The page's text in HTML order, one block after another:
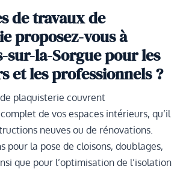
de travaux de
proposez-vous à
sur-la-Sorgue pour les
et les professionnels ?
plaquisterie couvrent
de vos espaces intérieurs, qu’il
neuves ou de rénovations.
pour la pose de cloisons, doublages,
que pour l’optimisation de l’isolation